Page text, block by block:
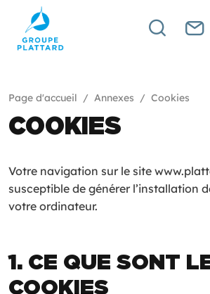
Page d'accueil Annexes Cookies
COOKIES
Votre navigation sur le site
susceptible de générer l’installation
votre ordinateur.
1. CE QUE SONT
COOKIES